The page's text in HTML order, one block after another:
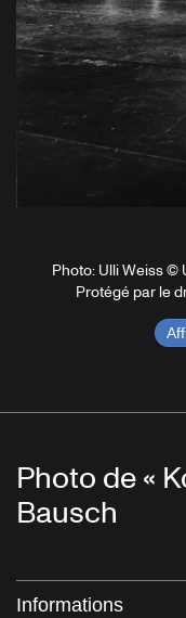
Photo: Ulli Weiss ©
Protégé par le
Photo de «
Bausch
Informations